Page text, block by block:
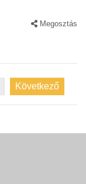
Megosztás
Következő